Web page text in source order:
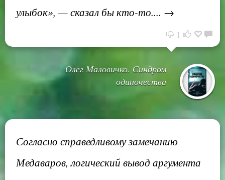
улыбок», — сказал бы кто-то.... →
1
Олег Маловичко. Синдром
одиночества
Согласно справедливому замечанию
Медаваров, логический вывод аргумента